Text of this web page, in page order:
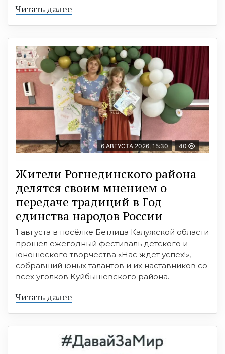
Читать далее
6 АВГУСТА 2026, 15:30 40
Жители Рогнединского района
делятся своим мнением о
передаче традиций в Год
единства народов России
1 августа в посёлке Бетлица Калужской области
прошёл ежегодный фестиваль детского и
юношеского творчества «Нас ждёт успех!»,
собравший юных талантов и их наставников со
всех уголков Куйбышевского района.
Читать далее